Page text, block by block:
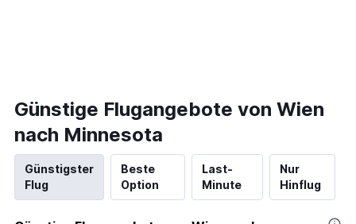
Günstige Flugangebote von Wien
nach Minnesota
Günstigster
Flug
Beste
Option
Last-
Minute
Nur
Hinflug